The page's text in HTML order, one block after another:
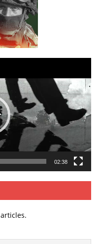
02:38